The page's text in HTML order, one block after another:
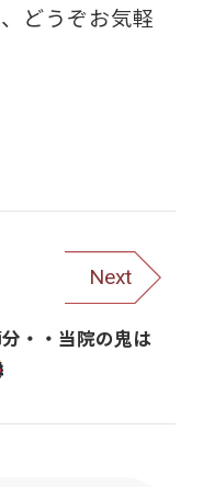
どうぞお気軽
Next
・・当院の鬼は